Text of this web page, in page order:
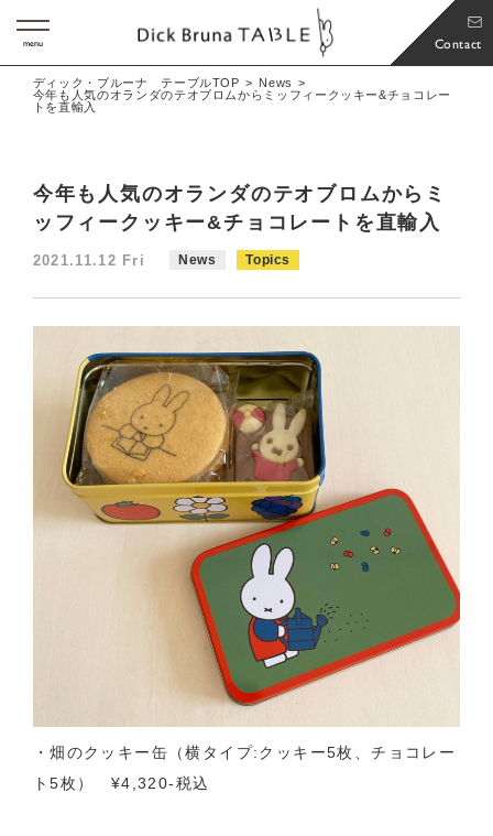
Contact
menu
ディック・ブルーナ テーブルTOP
News
今年も人気のオランダのテオブロムからミッフィークッキー&チョコレー
トを直輸入
今年も人気のオランダのテオブロムからミ
ッフィークッキー&チョコレートを直輸入
2021.11.12 Fri News Topics
・畑のクッキー缶（横タイプ:クッキー5枚、チョコレー
ト5枚） ¥4,320-税込